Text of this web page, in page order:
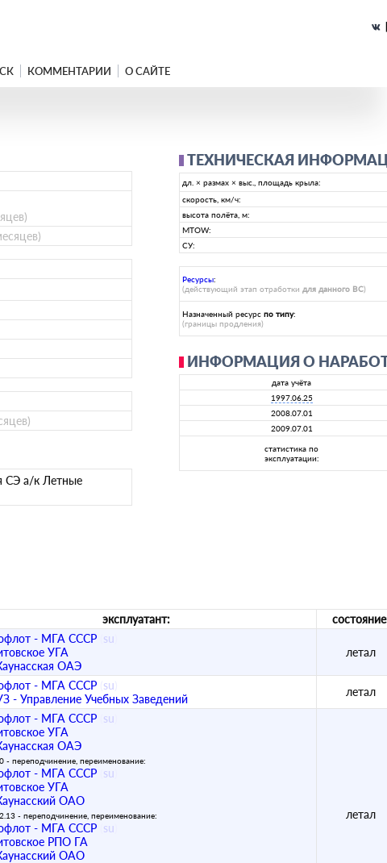
КОММЕНТАРИИ О САЙТЕ
СЭ а/к Летные
ТЕХНИЧЕСКАЯ
дл. × размах × выс., площадь крыла:
скорость, км/ч:
высота полёта, м:
MTOW:
СУ:
Ресурсы:
(действующий этап отработки для данного ВС)
Назначенный ресурс по типу:
(границы продления)
ИНФОРМАЦИЯ О
дата учёта
1997.06.25
2008.07.01
2009.07.01
статистика по
эксплуатации:
эксплуатант:
- МГА СССР su
УГА
ОАЭ
летал
- МГА СССР su
- Управление Учебных Заведений
летал
- МГА СССР su
УГА
ОАЭ
- переподчинение, переименование:
- МГА СССР su
УГА
ОАО
- переподчинение, переименование:
- МГА СССР su
РПО ГА
ОАО
летал